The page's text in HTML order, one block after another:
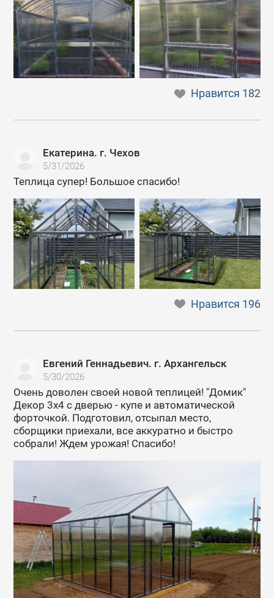
Нравится 182
Екатерина. г. Чехов
5/31/2026
Теплица супер! Большое спасибо!
Нравится 196
Евгений Геннадьевич. г. Архангельск
5/30/2026
Очень доволен своей новой теплицей! "Домик"
Декор 3х4 с дверью - купе и автоматической
форточкой. Подготовил, отсыпал место,
сборщики приехали, все аккуратно и быстро
собрали! Ждем урожая! Спасибо!